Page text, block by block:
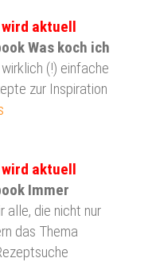
aktuell
Was koch ich
(!) einfache
zur Inspiration
aktuell
Immer
alle, die nicht nur
das Thema